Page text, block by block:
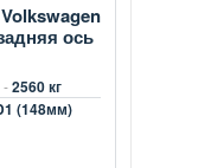
ось
-2560 кг
(148мм)